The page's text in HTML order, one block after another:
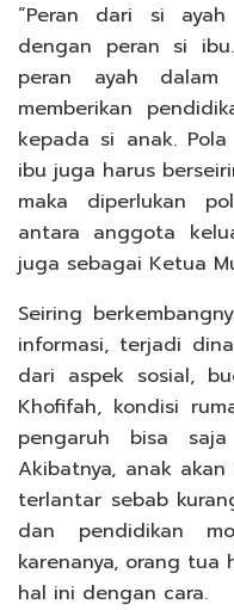
“Peran dari si
dengan peran si
peran ayah
memberikan
kepada si anak.
ibu juga harus
maka diperlukan
antara anggota
juga sebagai Ketua
Seiring
informasi, terjadi
dari aspek sosial,
Khofifah, kondisi
pengaruh bisa saja
Akibatnya, anak
terlantar sebab
dan pendidikan
karenanya, orang tua
hal ini dengan cara.